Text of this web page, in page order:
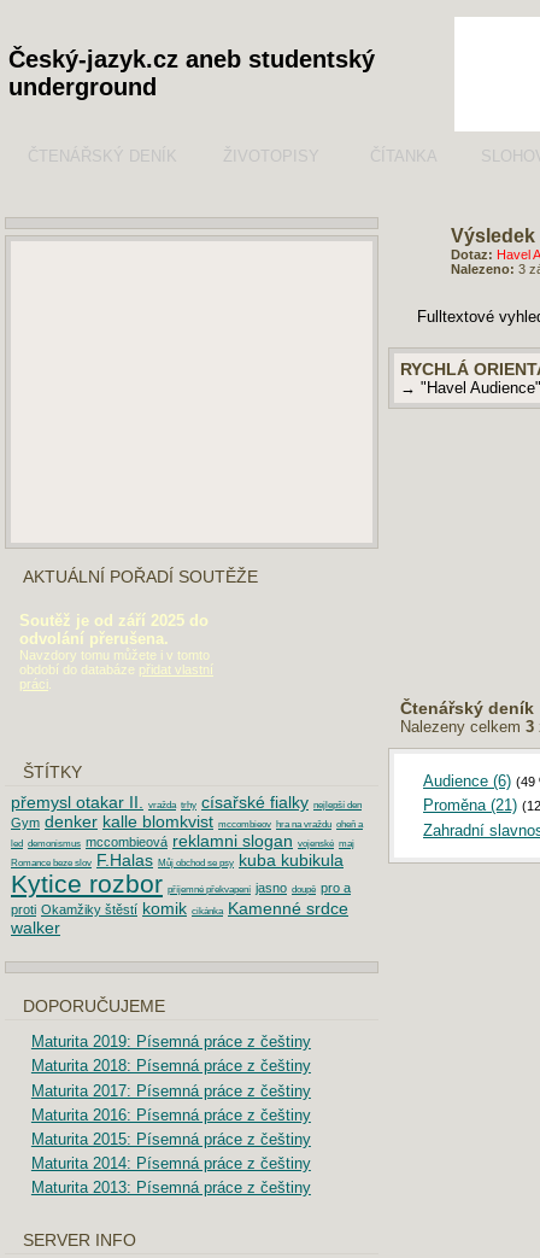
Český-jazyk.cz aneb studentský
underground
ČTENÁŘSKÝ DENÍK ŽIVOTOPISY ČÍTANKA
Výsledek
Dotaz: Havel
Nalezeno: 3
Fulltextové
RYCHLÁ
→ "Havel
Čtenářský deník
Nalezeny celkem 3
Audience (6) (49
Proměna (21)
Zahradní
AKTUÁLNÍ POŘADÍ SOUTĚŽE
Soutěž je od září 2025 do
odvolání přerušena.
Navzdory tomu můžete i v tomto
období do databáze přidat vlastní
práci
ŠTÍTKY
přemysl otakar II. vražda trhy císařské fialky nejlepší den
Gym denker kalle blomkvist mccombieov hra na vraždu oheň a
led demonismus mccombieová reklamni slogan vojenské maj
Romance beze slov F.Halas Můj obchod se psy kuba kubikula
Kytice rozbor příjemné překvapení jasno doupě pro a
proti Okamžiky štěstí komik cikánka Kamenné srdce
walker
DOPORUČUJEME
Maturita 2019: Písemná práce z češtiny
Maturita 2018: Písemná práce z češtiny
Maturita 2017: Písemná práce z češtiny
Maturita 2016: Písemná práce z češtiny
Maturita 2015: Písemná práce z češtiny
Maturita 2014: Písemná práce z češtiny
Maturita 2013: Písemná práce z češtiny
SERVER INFO